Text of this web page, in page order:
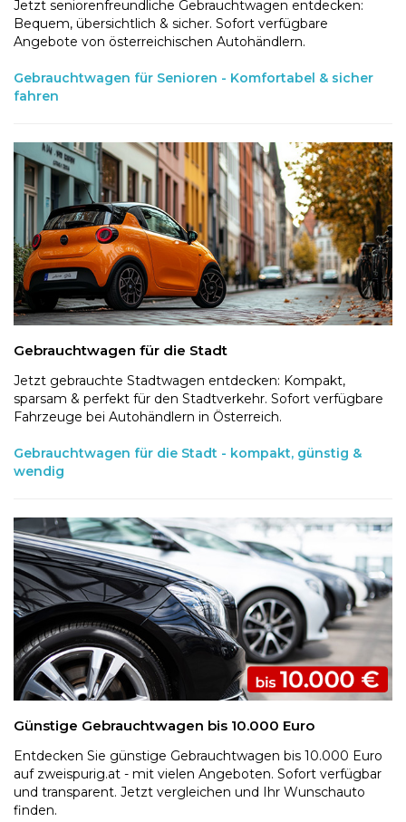
Jetzt seniorenfreundliche Gebrauchtwagen entdecken:
Bequem, übersichtlich & sicher. Sofort verfügbare
Angebote von österreichischen Autohändlern.
Gebrauchtwagen für Senioren - Komfortabel & sicher
fahren
Gebrauchtwagen für die Stadt
Jetzt gebrauchte Stadtwagen entdecken: Kompakt,
sparsam & perfekt für den Stadtverkehr. Sofort verfügbare
Fahrzeuge bei Autohändlern in Österreich.
Gebrauchtwagen für die Stadt - kompakt, günstig &
wendig
Günstige Gebrauchtwagen bis 10.000 Euro
Entdecken Sie günstige Gebrauchtwagen bis 10.000 Euro
auf zweispurig.at - mit vielen Angeboten. Sofort verfügbar
und transparent. Jetzt vergleichen und Ihr Wunschauto
finden.